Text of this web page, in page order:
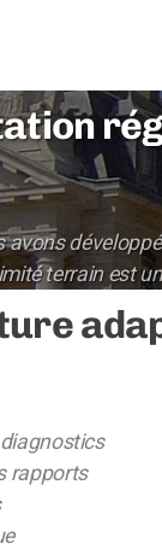
avons
terrain est
rapports